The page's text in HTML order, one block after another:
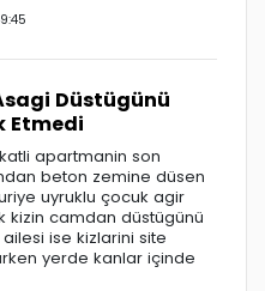
Düstügünü
Etmedi
apartmanin son
beton zemine düsen
uyruklu çocuk agir
kizin camdan düstügünü
ise kizlarini site
yerde kanlar içinde